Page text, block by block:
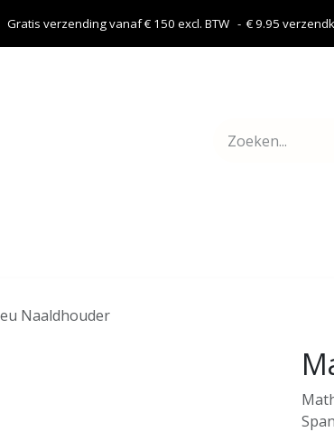
Gratis verzending vanaf € 150 excl. BTW - € 9.95
Naaldhouder